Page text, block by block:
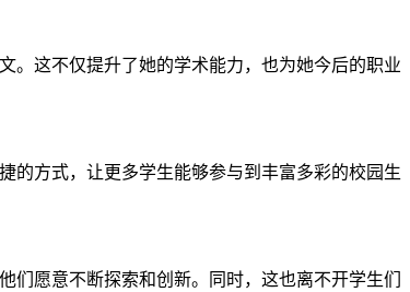
。这不仅提升了她的学术能力，也为她今后的职业
的方式，让更多学生能够参与到丰富多彩的校园生
愿意不断探索和创新。同时，这也离不开学生们